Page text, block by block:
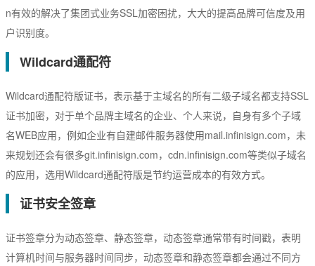
n有效的解决了集团式业务SSL加密困扰，大大的提高品牌可信度及用
户识别度。
Wildcard通配符
Wildcard通配符版证书，表示基于主域名的所有二级子域名都支持SSL
证书加密，对于单个品牌主域名的企业、个人来说，自身有多个子域
名WEB应用，例如企业有自建邮件服务器使用mail.infinisign.com，未
来规划还会有很多git.infinisign.com，cdn.infinisign.com等类似子域名
的应用，选用Wildcard通配符版是节约运营成本的有效方式。
证书安全签章
证书签章分为动态签章、静态签章，动态签章通常带有时间戳，表明
计算机时间与服务器时间同步，动态签章和静态签章都会通过不同方